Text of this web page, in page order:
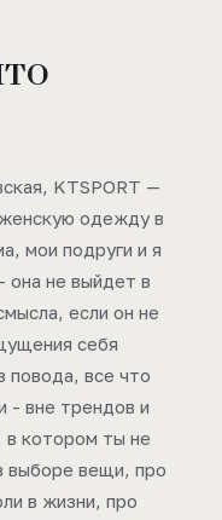
KTSPORT —
одежду в
мои подруги и я
она не выйдет в
если он не
себя
повода, все что
- вне трендов и
в котором ты не
выборе вещи, про
в жизни, про